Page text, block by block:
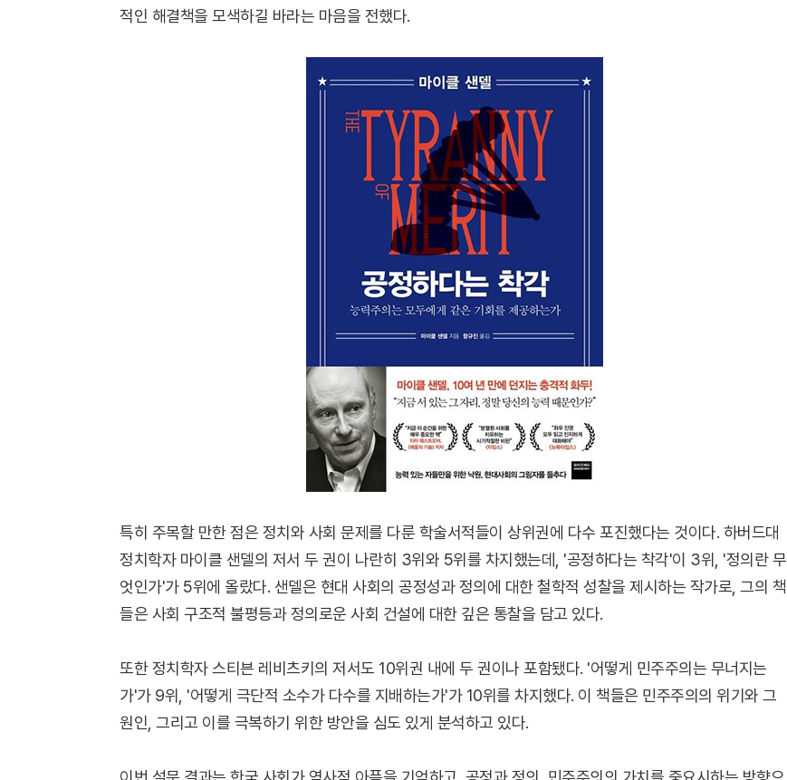
적인 해결책을 모색하길 바라는 마음을 전했다.
특히 주목할 만한 점은 정치와 사회 문제를 다룬 학술서적들이 상위권에 다수 포진했다는 것이다. 하버드대
정치학자 마이클 샌델의 저서 두 권이 나란히 3위와 5위를 차지했는데, '공정하다는 착각'이 3위, '정의란 무
엇인가'가 5위에 올랐다. 샌델은 현대 사회의 공정성과 정의에 대한 철학적 성찰을 제시하는 작가로, 그의 책
들은 사회 구조적 불평등과 정의로운 사회 건설에 대한 깊은 통찰을 담고 있다.
또한 정치학자 스티븐 레비츠키의 저서도 10위권 내에 두 권이나 포함됐다. '어떻게 민주주의는 무너지는
가'가 9위, '어떻게 극단적 소수가 다수를 지배하는가'가 10위를 차지했다. 이 책들은 민주주의의 위기와 그
원인, 그리고 이를 극복하기 위한 방안을 심도 있게 분석하고 있다.